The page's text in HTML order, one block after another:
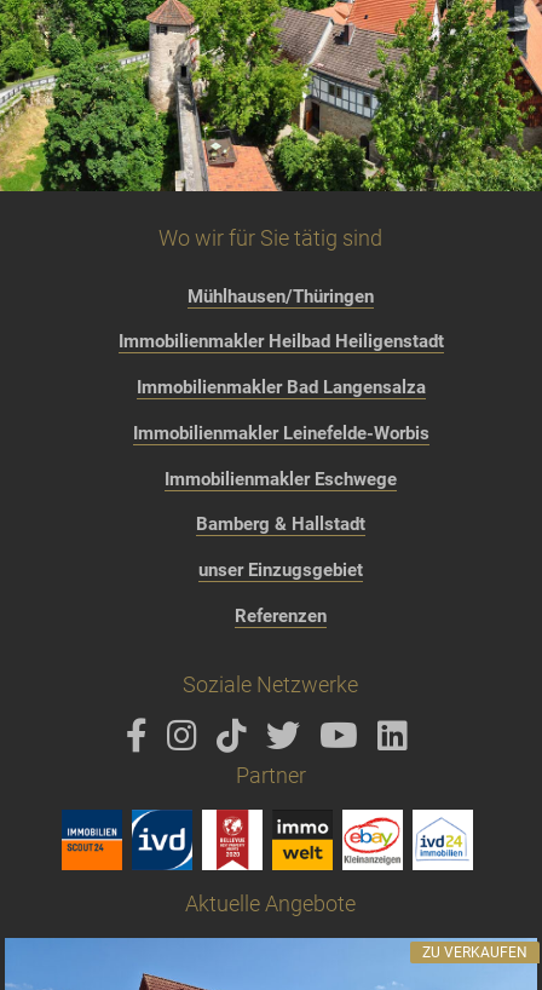
Wo wir für Sie tätig sind
Mühlhausen/Thüringen
Immobilienmakler Heilbad Heiligenstadt
Immobilienmakler Bad Langensalza
Immobilienmakler Leinefelde-Worbis
Immobilienmakler Eschwege
Bamberg & Hallstadt
unser Einzugsgebiet
Referenzen
Soziale Netzwerke
Partner
Aktuelle Angebote
ZU VERKAUFEN